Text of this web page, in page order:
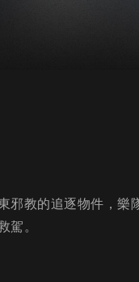
邪教的追逐物件，樂
駕。